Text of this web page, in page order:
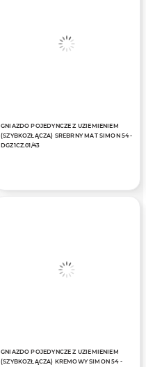
GNIAZDO POJEDYNCZE Z UZIEMIENIEM
(SZYBKOZŁĄCZA) SREBRNY MAT SIMON 54 -
DGZ1CZ.01/43
GNIAZDO POJEDYNCZE Z UZIEMIENIEM
(SZYBKOZŁĄCZA) KREMOWY SIMON 54 -